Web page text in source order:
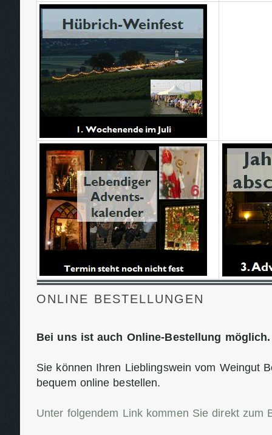
ONLINE BESTELLUNGEN
Bei uns ist auch Online-Bestellung möglich.
Sie können Ihren Lieblingswein vom Weingut
bequem online bestellen.
Unter folgendem Link kommen Sie direkt zum